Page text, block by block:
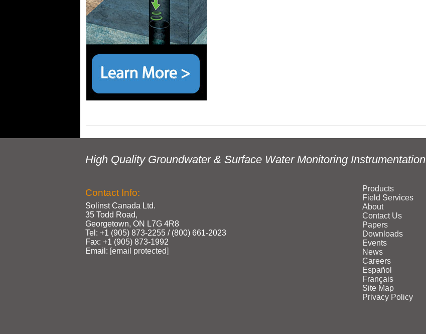
High Quality Groundwater & Surface Water Monitoring Instrumentation
Contact Info:
Solinst Canada Ltd.
35 Todd Road,
Georgetown, ON L7G 4R8
Tel: +1 (905) 873‑2255 / (800) 661‑2023
Fax: +1 (905) 873‑1992
Email: [email protected]
Products
Field Services
About
Contact Us
Papers
Downloads
Events
News
Careers
Español
Français
Site Map
Privacy Policy